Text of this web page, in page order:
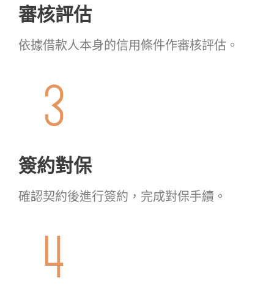
審核評估
依據借款人本身的信用條件作審核評估。
簽約對保
確認契約後進行簽約，完成對保手續。